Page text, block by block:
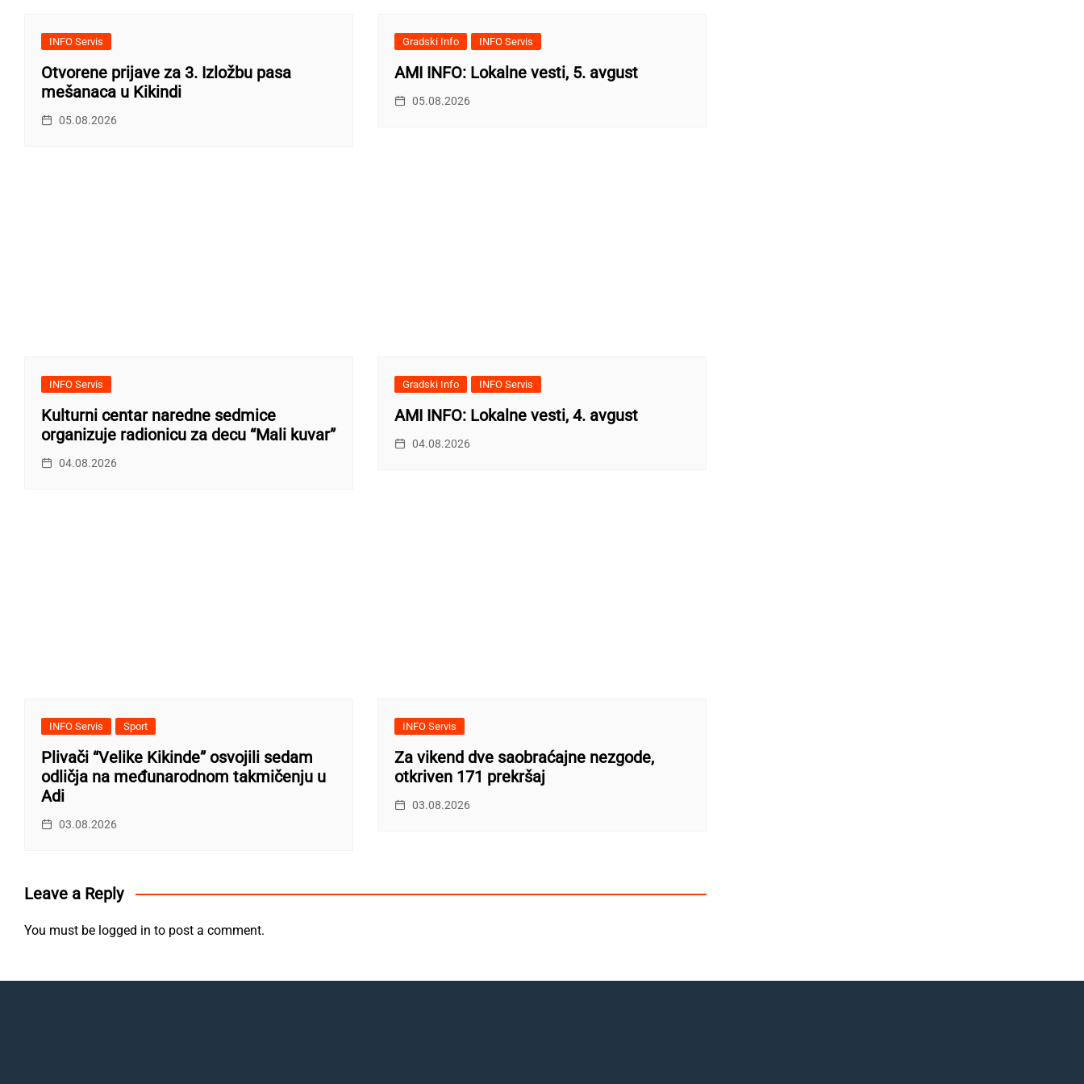
INFO Servis
Otvorene prijave za 3. Izložbu pasa
mešanaca u Kikindi
05.08.2026
Gradski Info INFO Servis
AMI INFO: Lokalne vesti, 5. avgust
05.08.2026
INFO Servis
Kulturni centar naredne sedmice
organizuje radionicu za decu “Mali kuvar”
04.08.2026
Gradski Info INFO Servis
AMI INFO: Lokalne vesti, 4. avgust
04.08.2026
INFO Servis Sport
Plivači “Velike Kikinde” osvojili sedam
odličja na međunarodnom takmičenju u
Adi
03.08.2026
INFO Servis
Za vikend dve saobraćajne nezgode,
otkriven 171 prekršaj
03.08.2026
Leave a Reply
You must be logged in to post a comment.